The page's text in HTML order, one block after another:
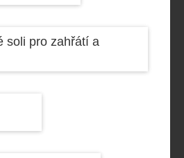
soli pro zahřátí a